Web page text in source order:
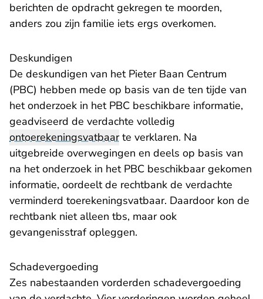
berichten de opdracht gekregen te moorden,
anders zou zijn familie iets ergs overkomen.
Deskundigen
De deskundigen van het Pieter Baan Centrum
(PBC) hebben mede op basis van de ten tijde van
het onderzoek in het PBC beschikbare informatie,
geadviseerd de verdachte volledig
ontoerekeningsvatbaarte verklaren. Na
uitgebreide overwegingen en deels op basis van
na het onderzoek in het PBC beschikbaar gekomen
informatie, oordeelt de rechtbank de verdachte
verminderd toerekeningsvatbaar. Daardoor kon de
rechtbank niet alleen tbs, maar ook
gevangenisstraf opleggen.
Schadevergoeding
Zes nabestaanden vorderden schadevergoeding